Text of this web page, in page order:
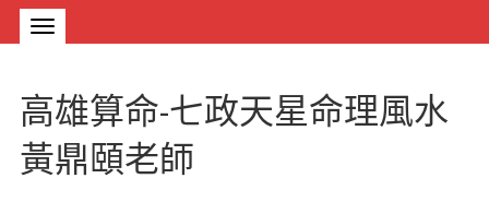
高雄算命-七政天星命理風水
黃鼎頤老師